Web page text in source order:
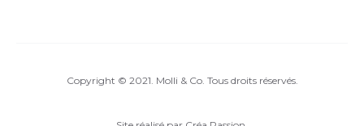
Copyright © 2021. Molli & Co. Tous droits réservés.